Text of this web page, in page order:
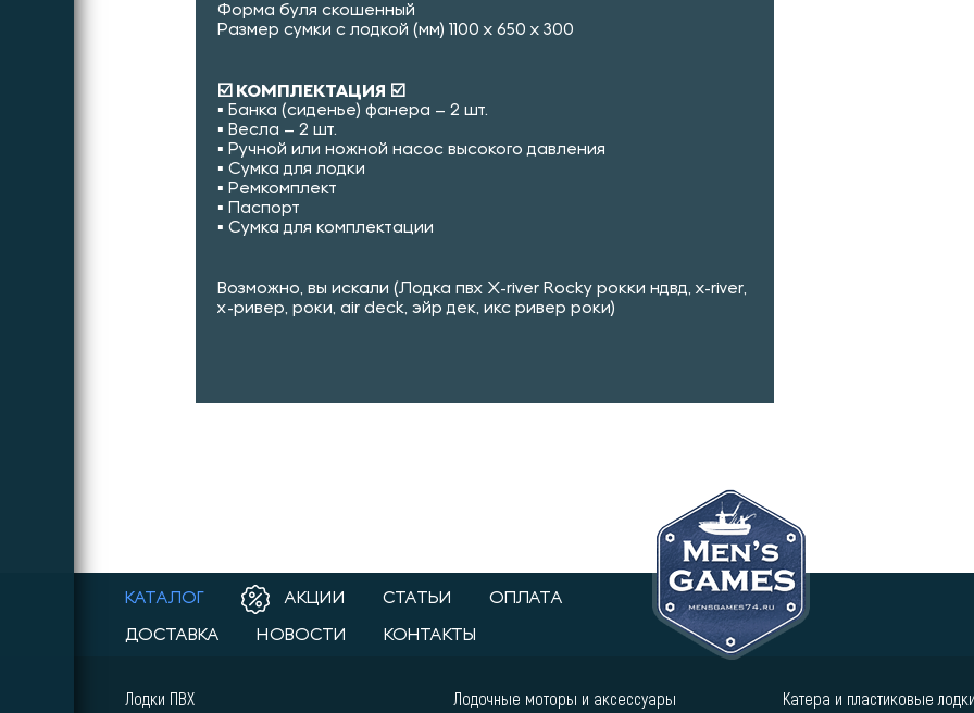
Форма буля скошенный
Размер сумки с лодкой (мм) 1100 x 650 x 300
☑️ КОМПЛЕКТАЦИЯ ☑️
▪︎ Банка (сиденье) фанера – 2 шт.
▪︎ Весла – 2 шт.
▪︎ Ручной или ножной насос высокого давления
▪︎ Cумка для лодки
▪︎ Ремкомплект
▪︎ Паспорт
▪︎ Сумка для комплектации
Возможно, вы искали (Лодка пвх X-river Rocky рокки ндвд, x-river,
х-ривер, роки, air deck, эйр дек, икс ривер роки)
КАТАЛОГ АКЦИИ СТАТЬИ ОПЛАТА
ДОСТАВКА НОВОСТИ КОНТАКТЫ
Лодки ПВХ Лодочные моторы и аксессуары Катера и пластиковые